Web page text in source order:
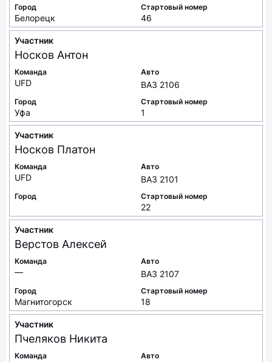
Город
Белорецк
Стартовый номер
46
Участник
Носков Антон
Команда
UFD
Авто
ВАЗ 2106
Город
Уфа
Стартовый номер
1
Участник
Носков Платон
Команда
UFD
Авто
ВАЗ 2101
Город Стартовый номер
22
Участник
Верстов Алексей
Команда
—
Авто
ВАЗ 2107
Город
Магнитогорск
Стартовый номер
18
Участник
Пчеляков Никита
Команда Авто